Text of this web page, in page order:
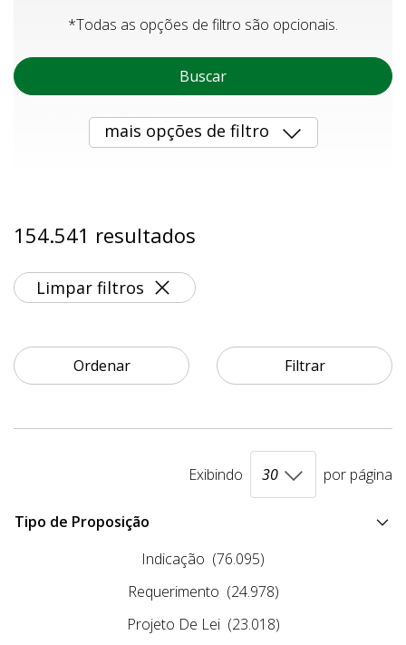
*Todas as opções de filtro são opcionais.
Buscar
mais opções de filtro
154.541 resultados
Limpar filtros
Ordenar Filtrar
Exibindo por página
Tipo de Proposição
Indicação (76.095)
Requerimento (24.978)
Projeto De Lei (23.018)